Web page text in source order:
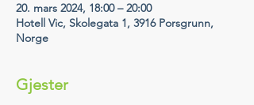
20. mars 2024, 18:00 – 20:00
Hotell Vic, Skolegata 1, 3916 Porsgrunn,
Norge
Gjester